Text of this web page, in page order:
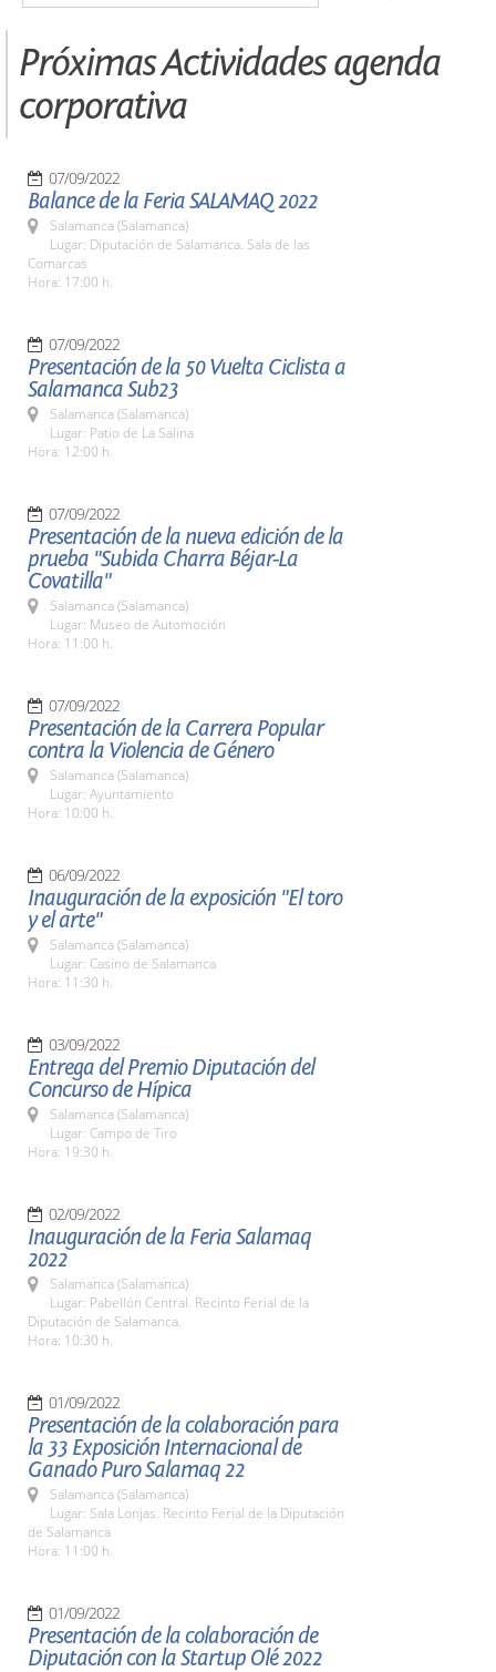
Próximas Actividades agenda
corporativa
07/09/2022
Balance de la Feria SALAMAQ 2022
Salamanca (Salamanca)
Lugar: Diputación de Salamanca. Sala de las
Comarcas
Hora: 17:00 h.
07/09/2022
Presentación de la 50 Vuelta Ciclista a
Salamanca Sub23
Salamanca (Salamanca)
Lugar: Patio de La Salina
Hora: 12:00 h.
07/09/2022
Presentación de la nueva edición de la
prueba "Subida Charra Béjar-La
Covatilla"
Salamanca (Salamanca)
Lugar: Museo de Automoción
Hora: 11:00 h.
07/09/2022
Presentación de la Carrera Popular
contra la Violencia de Género
Salamanca (Salamanca)
Lugar: Ayuntamiento
Hora: 10:00 h.
06/09/2022
Inauguración de la exposición "El toro
y el arte"
Salamanca (Salamanca)
Lugar: Casino de Salamanca
Hora: 11:30 h.
03/09/2022
Entrega del Premio Diputación del
Concurso de Hípica
Salamanca (Salamanca)
Lugar: Campo de Tiro
Hora: 19:30 h.
02/09/2022
Inauguración de la Feria Salamaq
2022
Salamanca (Salamanca)
Lugar: Pabellón Central. Recinto Ferial de la
Diputación de Salamanca.
Hora: 10:30 h.
01/09/2022
Presentación de la colaboración para
la 33 Exposición Internacional de
Ganado Puro Salamaq 22
Salamanca (Salamanca)
Lugar: Sala Lonjas. Recinto Ferial de la Diputación
de Salamanca
Hora: 11:00 h.
01/09/2022
Presentación de la colaboración de
Diputación con la Startup Olé 2022